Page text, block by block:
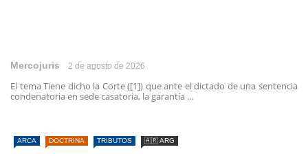
Mercojuris 2 de agosto de 2026
El tema Tiene dicho la Corte ([1]) que ante el dictado de una sentencia
condenatoria en sede casatoria, la garantía ...
ARCA DOCTRINA TRIBUTOS 🇦🇷 ARG